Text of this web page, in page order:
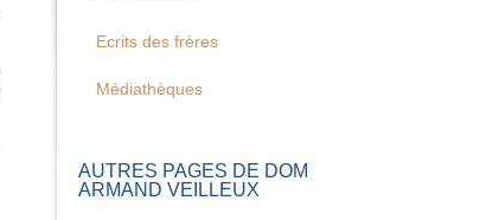
Ecrits des frères
Médiathèques
AUTRES PAGES DE DOM
ARMAND VEILLEUX